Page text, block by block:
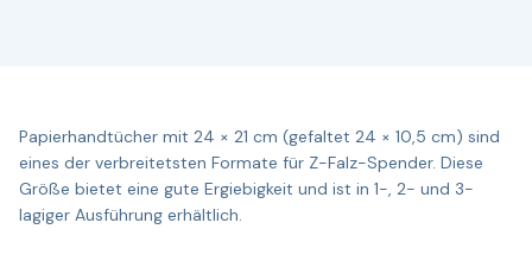
Papierhandtücher mit 24 × 21 cm (gefaltet 24 × 10,5 cm) sind
eines der verbreitetsten Formate für Z-Falz-Spender. Diese
Größe bietet eine gute Ergiebigkeit und ist in 1-, 2- und 3-
lagiger Ausführung erhältlich.